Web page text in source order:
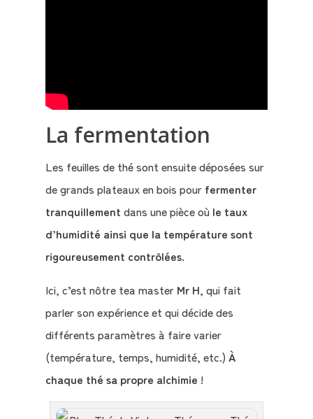
La fermentation
Les feuilles de thé sont ensuite déposées sur
de grands plateaux en bois pour fermenter
tranquillement dans une pièce où le taux
d’humidité ainsi que la température sont
rigoureusement contrôlées.
Ici, c’est nôtre tea master Mr H, qui fait
parler son expérience et qui décide des
différents paramètres à faire varier
(température, temps, humidité, etc.) À
chaque thé sa propre alchimie !